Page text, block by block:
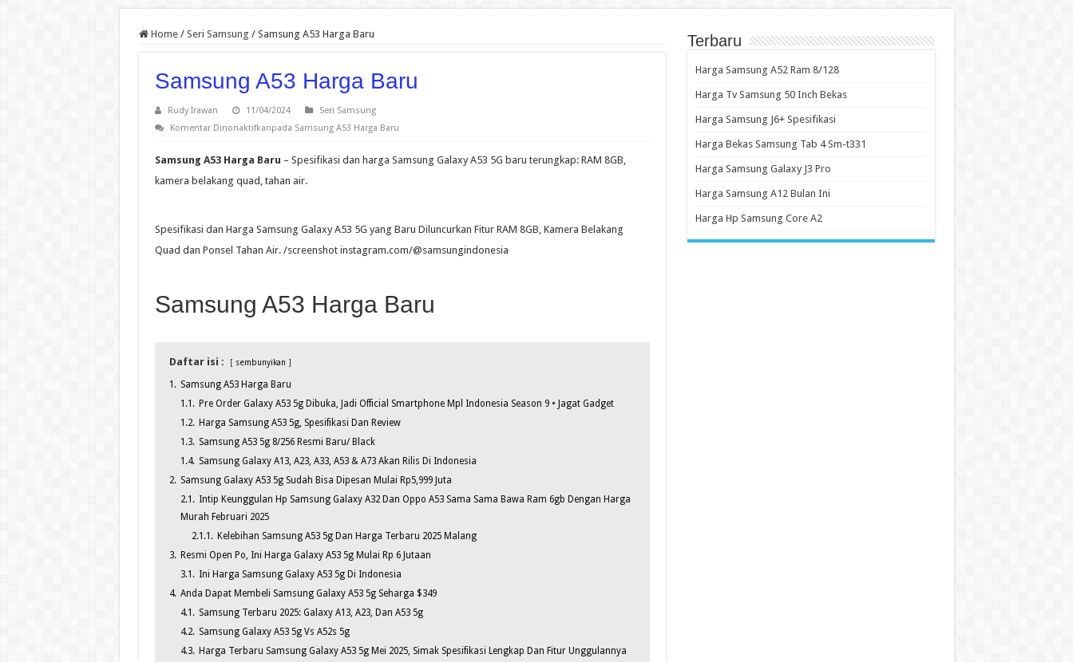
Home / Seri Samsung / Samsung A53 Harga Baru
Samsung A53 Harga Baru
Rudy Irawan 11/04/2024
Seri Samsung
Komentar Dinonaktifkanpada Samsung A53 Harga Baru
Samsung A53 Harga Baru – Spesifikasi dan harga Samsung Galaxy A53 5G baru terungkap: RAM 8GB,
kamera belakang quad, tahan air.
Spesifikasi dan Harga Samsung Galaxy A53 5G yang Baru Diluncurkan Fitur RAM 8GB, Kamera Belakang
Quad dan Ponsel Tahan Air. /screenshot instagram.com/@samsungindonesia
Samsung A53 Harga Baru
Daftar isi : sembunyikan
1. Samsung A53 Harga Baru
1.1. Pre Order Galaxy A53 5g Dibuka, Jadi Official Smartphone Mpl Indonesia Season 9 • Jagat Gadget
1.2. Harga Samsung A53 5g, Spesifikasi Dan Review
1.3. Samsung A53 5g 8/256 Resmi Baru/ Black
1.4. Samsung Galaxy A13, A23, A33, A53 & A73 Akan Rilis Di Indonesia
2. Samsung Galaxy A53 5g Sudah Bisa Dipesan Mulai Rp5,999 Juta
2.1. Intip Keunggulan Hp Samsung Galaxy A32 Dan Oppo A53 Sama Sama Bawa Ram 6gb Dengan Harga
Murah Februari 2025
2.1.1. Kelebihan Samsung A53 5g Dan Harga Terbaru 2025 Malang
3. Resmi Open Po, Ini Harga Galaxy A53 5g Mulai Rp 6 Jutaan
3.1. Ini Harga Samsung Galaxy A53 5g Di Indonesia
4. Anda Dapat Membeli Samsung Galaxy A53 5g Seharga $349
4.1. Samsung Terbaru 2025: Galaxy A13, A23, Dan A53 5g
4.2. Samsung Galaxy A53 5g Vs A52s 5g
4.3. Harga Terbaru Samsung Galaxy A53 5g Mei 2025, Simak Spesifikasi Lengkap Dan Fitur Unggulannya
Terbaru
Harga Samsung A52 Ram 8/128
Harga Tv Samsung 50 Inch Bekas
Harga Samsung J6+ Spesifikasi
Harga Bekas Samsung Tab 4 Sm-t331
Harga Samsung Galaxy J3 Pro
Harga Samsung A12 Bulan Ini
Harga Hp Samsung Core A2